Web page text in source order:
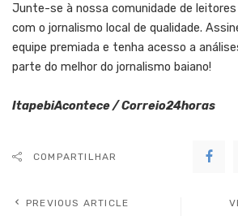
Junte-se à nossa comunidade de
com o jornalismo local de qualidade.
equipe premiada e tenha acesso a
parte do melhor do jornalismo baiano!
ItapebiAcontece / Correio24horas
COMPARTILHAR
PREVIOUS ARTICLE